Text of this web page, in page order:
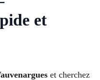
et
et cherchez